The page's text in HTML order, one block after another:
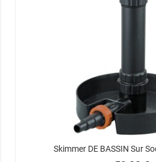
Skimmer DE BASSIN Sur